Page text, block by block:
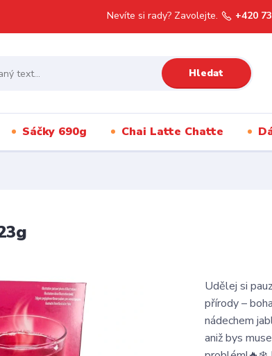
Hledat
Nevíte si rady? Zavolejte. +420
Sáčky 690g Chai Latte Chatte
Udělej si
přírody –
nádechem
aniž bys